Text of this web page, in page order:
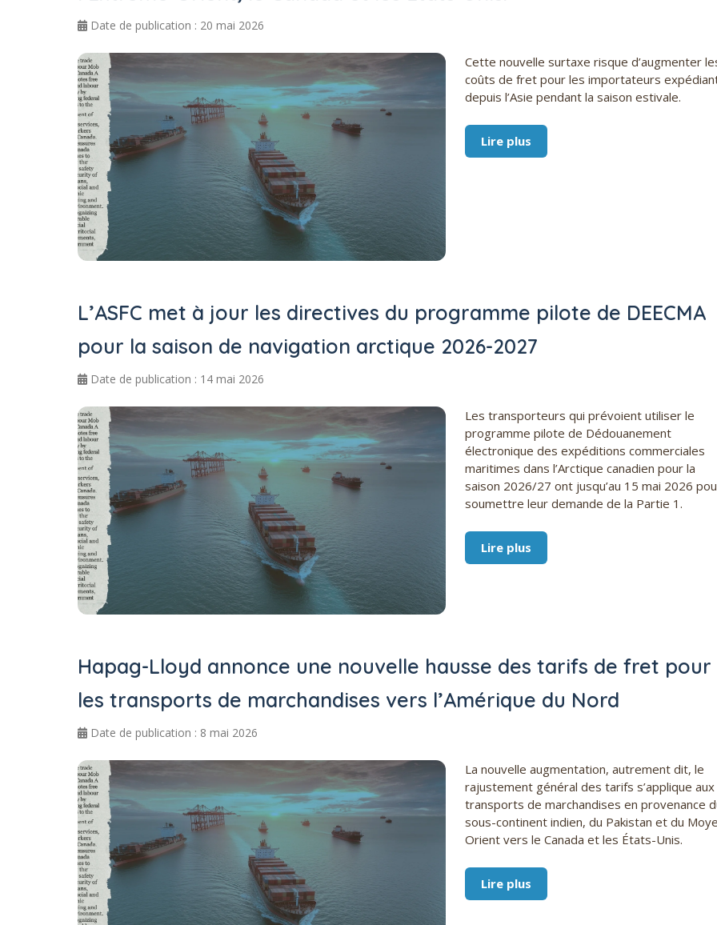
Date de publication : 20 mai 2026
Cette nouvelle surtaxe risque d’augmenter
coûts de fret pour les importateurs
depuis l’Asie pendant la saison estivale.
Lire plus
L’ASFC met à jour les directives du programme pilote de DEECMA
pour la saison de navigation arctique 2026-2027
Date de publication : 14 mai 2026
Les transporteurs qui prévoient utiliser le
programme pilote de Dédouanement
électronique des expéditions commerciales
maritimes dans l’Arctique canadien pour la
saison 2026/27 ont jusqu’au 15 mai 2026
soumettre leur demande de la Partie 1.
Lire plus
Hapag-Lloyd annonce une nouvelle hausse des tarifs de fret pour
les transports de marchandises vers l’Amérique du Nord
Date de publication : 8 mai 2026
La nouvelle augmentation, autrement dit, le
rajustement général des tarifs s’applique aux
transports de marchandises en provenance
sous-continent indien, du Pakistan et du
Orient vers le Canada et les États-Unis.
Lire plus